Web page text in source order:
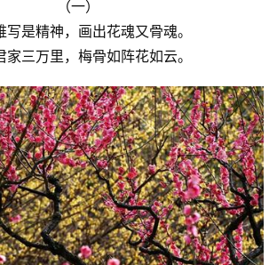
（一）
写是精神，画出花魂又骨魂。
家三万里，梅骨如阵花如云。